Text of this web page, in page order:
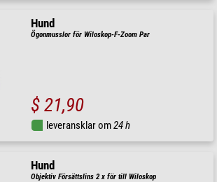
Hund
Ögonmusslor för Wiloskop-F-Zoom Par
$ 21,90
leveransklar om24 h
Hund
Objektiv Försättslins 2 x för till Wiloskop